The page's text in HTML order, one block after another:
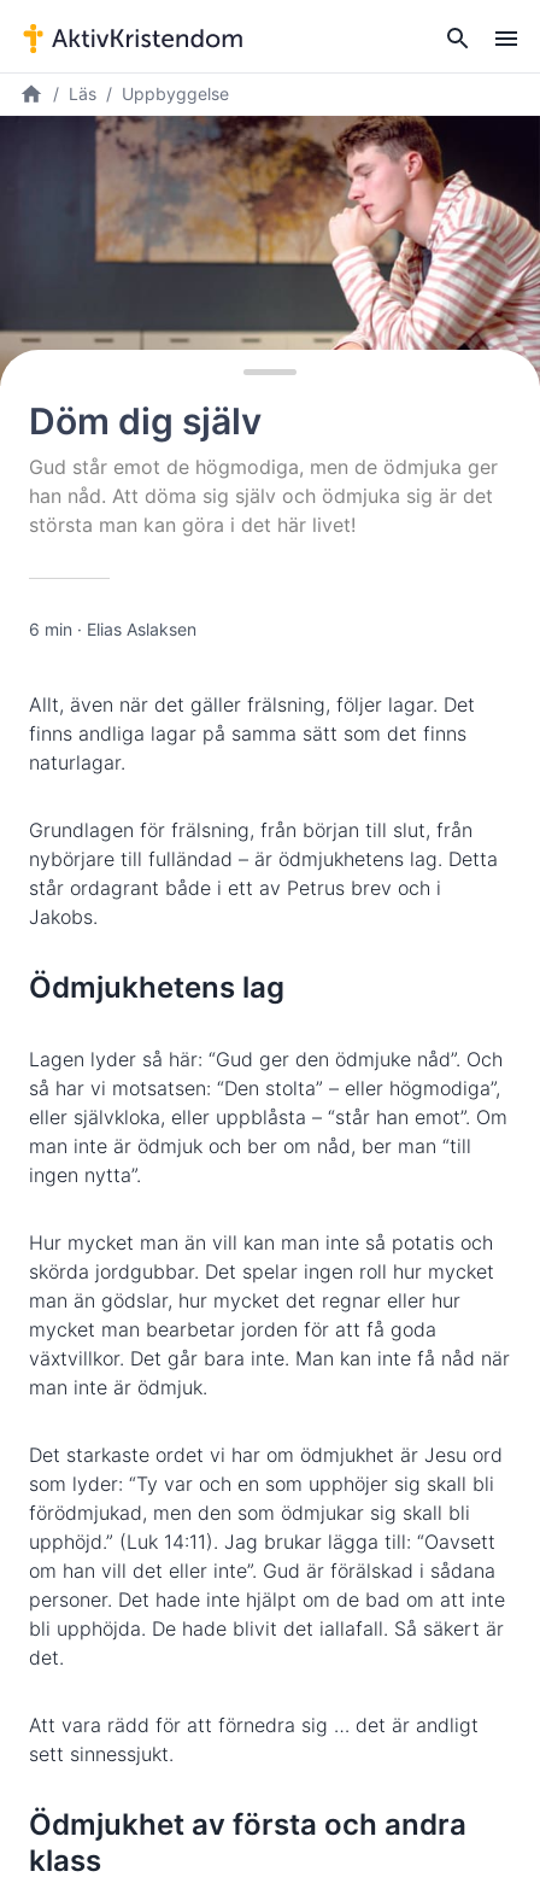
Läs Uppbyggelse
Döm dig själv
Gud står emot de högmodiga, men de ödmjuka ger
han nåd. Att döma sig själv och ödmjuka sig är det
största man kan göra i det här livet!
6 min · Elias Aslaksen
Allt, även när det gäller frälsning, följer lagar. Det
finns andliga lagar på samma sätt som det finns
naturlagar.
Grundlagen för frälsning, från början till slut, från
nybörjare till fulländad – är ödmjukhetens lag. Detta
står ordagrant både i ett av Petrus brev och i
Jakobs.
Ödmjukhetens lag
Lagen lyder så här: “Gud ger den ödmjuke nåd”. Och
så har vi motsatsen: “Den stolta” – eller högmodiga”,
eller självkloka, eller uppblåsta – “står han emot”. Om
man inte är ödmjuk och ber om nåd, ber man “till
ingen nytta”.
Hur mycket man än vill kan man inte så potatis och
skörda jordgubbar. Det spelar ingen roll hur mycket
man än gödslar, hur mycket det regnar eller hur
mycket man bearbetar jorden för att få goda
växtvillkor. Det går bara inte. Man kan inte få nåd när
man inte är ödmjuk.
Det starkaste ordet vi har om ödmjukhet är Jesu ord
som lyder: “Ty var och en som upphöjer sig skall bli
förödmjukad, men den som ödmjukar sig skall bli
upphöjd.” (Luk 14:11). Jag brukar lägga till: “Oavsett
om han vill det eller inte”. Gud är förälskad i sådana
personer. Det hade inte hjälpt om de bad om att inte
bli upphöjda. De hade blivit det iallafall. Så säkert är
det.
Att vara rädd för att förnedra sig … det är andligt
sett sinnessjukt.
Ödmjukhet av första och andra
klass